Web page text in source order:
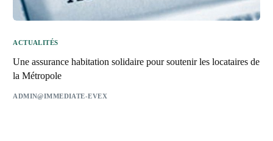
ACTUALITÉS
Une assurance habitation solidaire pour soutenir les locataires de
la Métropole
ADMIN@IMMEDIATE-EVEX